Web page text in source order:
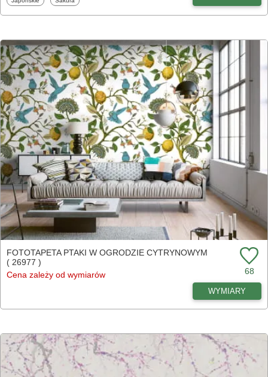
FOTOTAPETA PTAKI W OGRODZIE CYTRYNOWYM
( 26977 )
Cena zależy od wymiarów
68
WYMIARY